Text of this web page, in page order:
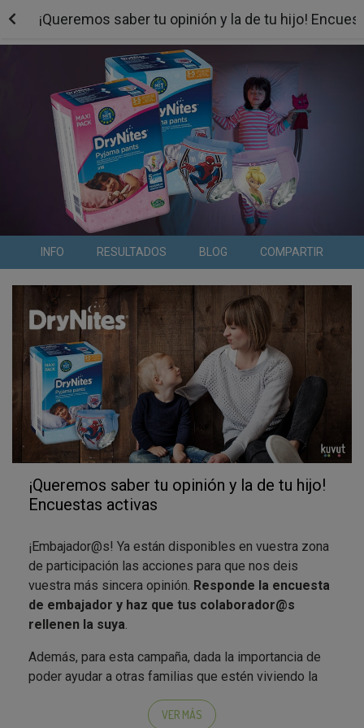
¡Queremos saber tu opinión y la de tu hijo!
INFO RESULTADOS BLOG COMPARTIR
¡Queremos saber tu opinión y la de tu hijo!
Encuestas activas
¡Embajador@s! Ya están disponibles en vuestra zona
de participación las acciones para que nos deis
vuestra más sincera opinión. Responde la encuesta
de embajador y haz que tus colaborador@s
rellenen la suya
Además, para esta campaña, dada la importancia de
poder ayudar a otras familias que estén viviendo la
nocturna, creemos que
contar vuestra experiencia
VER MÁS